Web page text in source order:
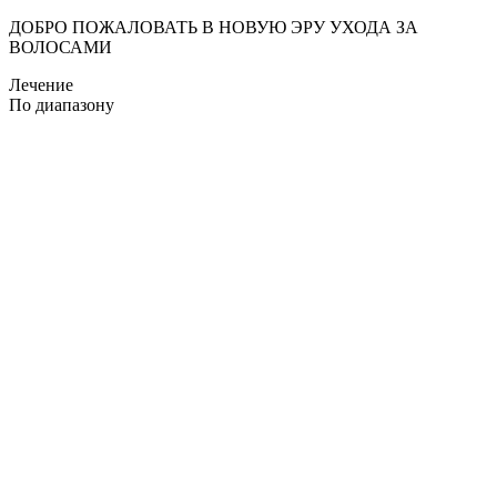
ДОБРО ПОЖАЛОВАТЬ В НОВУЮ ЭРУ УХОДА ЗА
ВОЛОСАМИ
Лечение
По диапазону